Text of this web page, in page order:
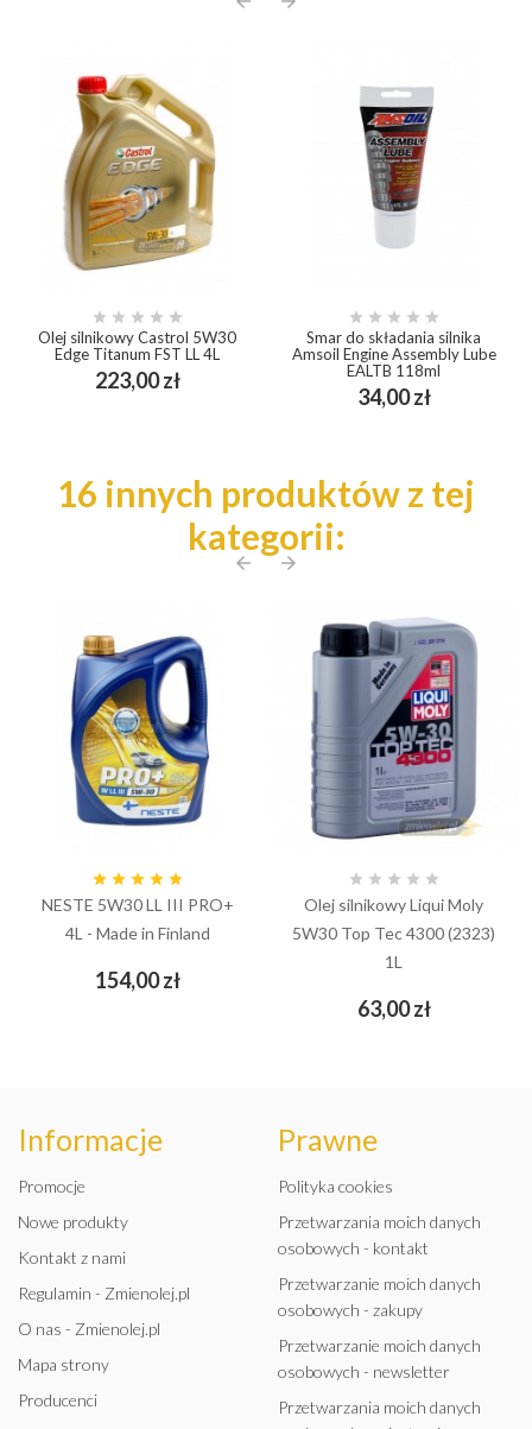
    
Olej silnikowy Castrol 5W30
Edge Titanum FST LL 4L
223,00 złCena
    
Smar do składania silnika
Amsoil Engine Assembly Lube
EALTB 118ml
34,00 złCena
16 innych produktów z tej
kategorii:
arrow_back arrow_forward
    
NESTE 5W30 LL III PRO+
4L - Made in Finland
154,00 złCena
    
Olej silnikowy Liqui Moly
5W30 Top Tec 4300 (2323)
1L
63,00 złCena
Informacje
Promocje
Nowe produkty
Kontakt z nami
Regulamin - Zmienolej.pl
O nas - Zmienolej.pl
Mapa strony
Producenci
Prawne
Polityka cookies
Przetwarzania moich danych
osobowych - kontakt
Przetwarzanie moich danych
osobowych - zakupy
Przetwarzanie moich danych
osobowych - newsletter
Przetwarzania moich danych